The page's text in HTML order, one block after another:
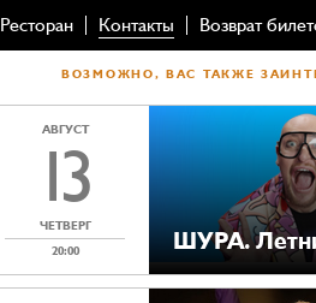
Ресторан Контакты Возврат
ВОЗМОЖНО, ВАС ТАКЖЕ
АВГУСТ
13
ЧЕТВЕРГ
20:00
ШУРА.